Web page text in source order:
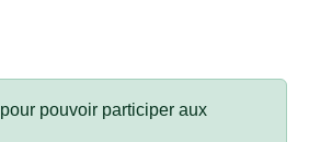
pour pouvoir participer aux